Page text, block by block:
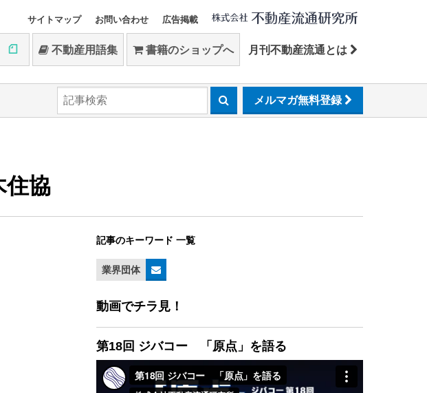
サイトマップ お問い合わせ 広告掲載
不動産用語集 書籍のショップへ 月刊不動産流通とは
メルマガ無料登録
住協
記事のキーワード 一覧
業界団体
動画でチラ見！
第18回 ジバコー 「原点」を語る